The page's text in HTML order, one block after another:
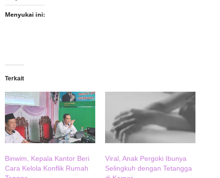
Menyukai ini:
Terkait
Binwim, Kepala Kantor Beri
Cara Kelola Konflik Rumah
Viral, Anak Pergoki Ibunya
Selingkuh dengan Tetangga